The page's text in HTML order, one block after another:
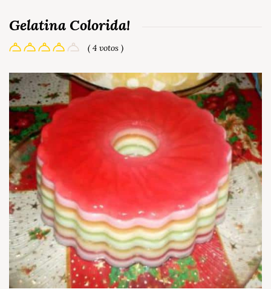
Gelatina Colorida!
( 4 votos )